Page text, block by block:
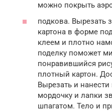
можно покрыть
подкова. Вырезать
картона в форме
клеем и плотно
поделку поможет
понравившийся
плотный картон.
Вырезать и
мордочку и лапки
шпагатом. Тело и